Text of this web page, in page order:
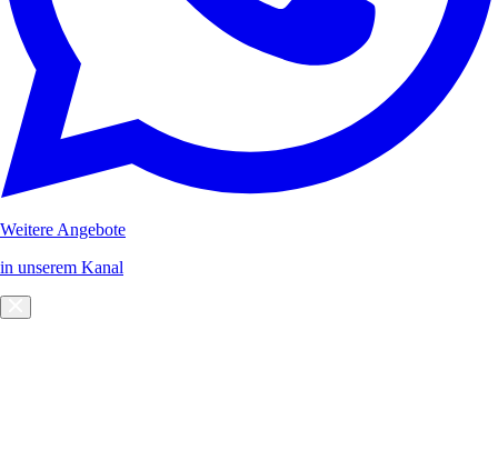
Weitere Angebote
in unserem Kanal